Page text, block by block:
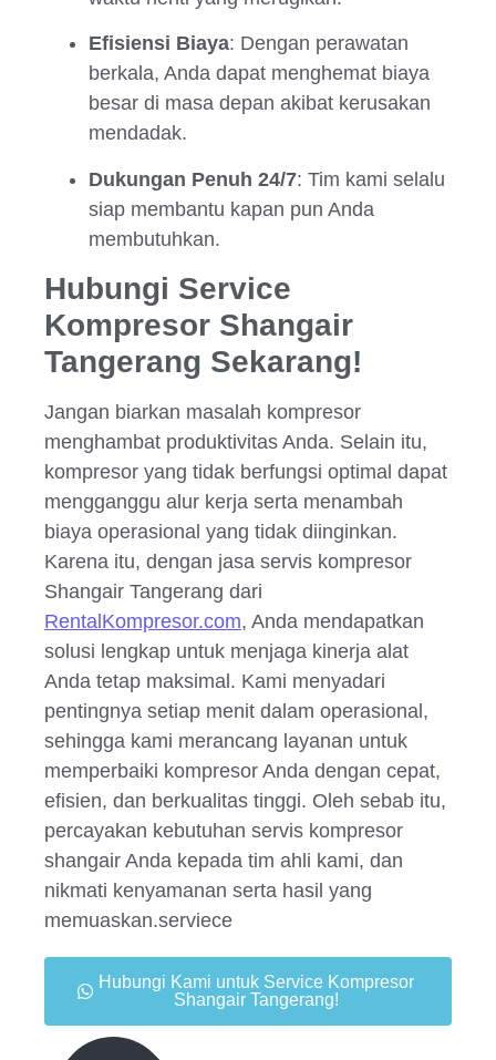
Efisiensi Biaya: Dengan perawatan
berkala, Anda dapat menghemat biaya
besar di masa depan akibat kerusakan
mendadak.
Dukungan Penuh 24/7: Tim kami selalu
siap membantu kapan pun Anda
membutuhkan.
Hubungi Service
Kompresor Shangair
Tangerang Sekarang!
Jangan biarkan masalah kompresor
menghambat produktivitas Anda. Selain itu,
kompresor yang tidak berfungsi optimal dapat
mengganggu alur kerja serta menambah
biaya operasional yang tidak diinginkan.
Karena itu, dengan jasa servis kompresor
Shangair Tangerang dari
RentalKompresor.com, Anda mendapatkan
solusi lengkap untuk menjaga kinerja alat
Anda tetap maksimal. Kami menyadari
pentingnya setiap menit dalam operasional,
sehingga kami merancang layanan untuk
memperbaiki kompresor Anda dengan cepat,
efisien, dan berkualitas tinggi. Oleh sebab itu,
percayakan kebutuhan servis kompresor
shangair Anda kepada tim ahli kami, dan
nikmati kenyamanan serta hasil yang
memuaskan.serviece
Hubungi Kami untuk Service Kompresor
Shangair Tangerang!